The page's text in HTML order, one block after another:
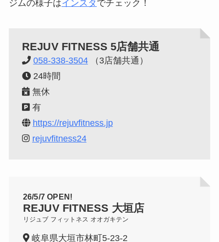
ジムの様子はインスタ でチェック！
REJUV FITNESS 5店舗共通
058-338-3504（3店舗共通）
24時間
無休
有
https://rejuvfitness.jp
rejuvfitness24
26/5/7 OPEN!
REJUV FITNESS 大垣店
リジュブ フィットネス オオガキテン
岐阜県大垣市林町5-23-2